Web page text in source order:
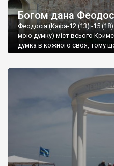
Богом дана
Феодосія (Кафа-12 (13) -15
мою думку) міст всього
думка в кожного своя, тому
запрошую відвідати це